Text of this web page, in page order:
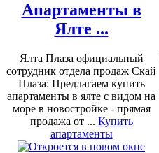
Апартаменты в
Ялте ...
Ялта Плаза официальный
сотрудник отдела продаж Скай
Плаза: Предлагаем купить
апартаменты в ялте с видом на
море в новостройке - прямая
продажа от ... Купить
апартаменты